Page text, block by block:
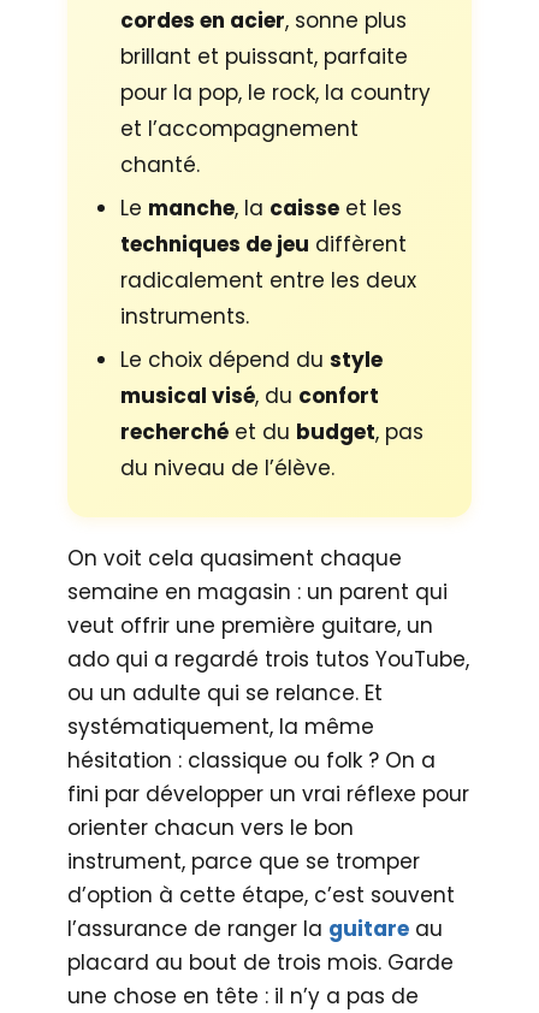
cordes en acier, sonne plus
brillant et puissant, parfaite
pour la pop, le rock, la country
et l’accompagnement
chanté.
Le manche, la caisse et les
techniques de jeu diffèrent
radicalement entre les deux
instruments.
Le choix dépend du style
musical visé, du confort
recherché et du budget, pas
du niveau de l’élève.
On voit cela quasiment chaque
semaine en magasin : un parent qui
veut offrir une première guitare, un
ado qui a regardé trois tutos YouTube,
ou un adulte qui se relance. Et
systématiquement, la même
hésitation : classique ou folk ? On a
fini par développer un vrai réflexe pour
orienter chacun vers le bon
instrument, parce que se tromper
d’option à cette étape, c’est souvent
l’assurance de ranger la guitare au
placard au bout de trois mois. Garde
une chose en tête : il n’y a pas de